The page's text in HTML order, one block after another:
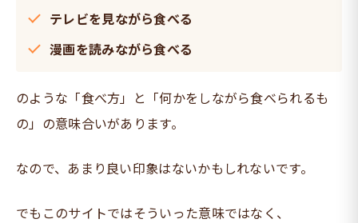
テレビを見ながら食べる
漫画を読みながら食べる
のような「食べ方」と「何かをしながら食べられるも
の」の意味合いがあります。
なので、あまり良い印象はないかもしれないです。
でもこのサイトではそういった意味ではなく、